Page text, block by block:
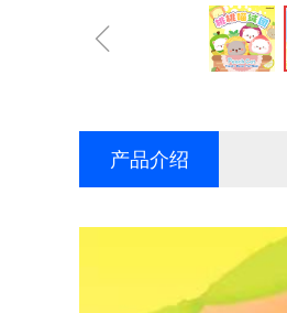
ꁆ
产品介绍